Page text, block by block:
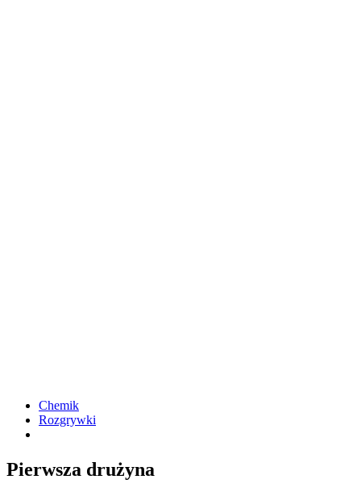
Chemik
Rozgrywki
Pierwsza drużyna